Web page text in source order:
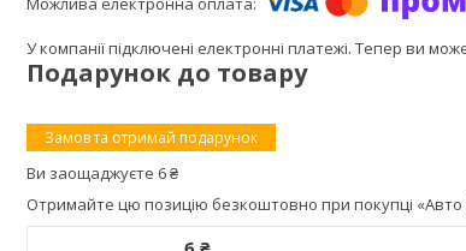
У компанії підключені електронні платежі. Тепер ви
Подарунок до товару
Замов та отримай подарунок
Ви заощаджуєте 6 ₴
Отримайте цю позицію безкоштовно при покупці